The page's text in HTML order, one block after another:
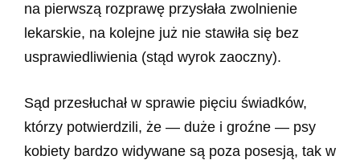
na pierwszą rozprawę przysłała zwolnienie
lekarskie, na kolejne już nie stawiła się bez
usprawiedliwienia (stąd wyrok zaoczny).
Sąd przesłuchał w sprawie pięciu świadków,
którzy potwierdzili, że — duże i groźne — psy
kobiety bardzo widywane są poza posesją, tak w